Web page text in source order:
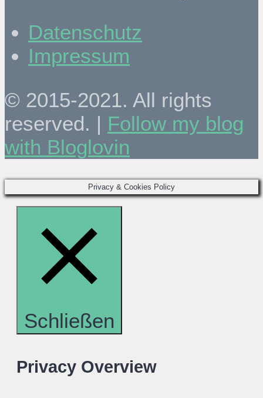
Datenschutz
Impressum
© 2015-2021. All rights
reserved. | Follow my blog
with Bloglovin
Privacy & Cookies Policy
Schließen
Privacy Overview